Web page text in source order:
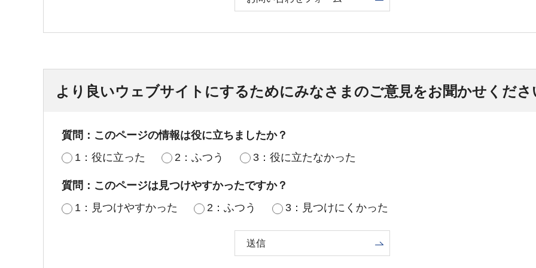
より良いウェブサイトにするためにみなさまのご意見をお聞かせくださ
質問：このページの情報は役に立ちましたか？
1：役に立った
2：ふつう 3：役に立たなかった
質問：このページは見つけやすかったですか？
1：見つけやすかった
2：ふつう 3：見つけにくかった